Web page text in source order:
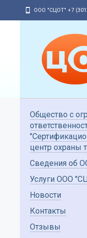
ООО "СЦОТ" +7
Общество с
центр охраны
Сведения об
Услуги ООО
Новости
Контакты
Отзывы